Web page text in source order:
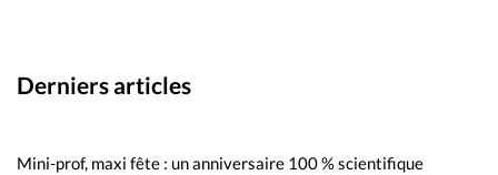
Derniers articles
Mini-prof, maxi fête : un anniversaire 100 % scientifique